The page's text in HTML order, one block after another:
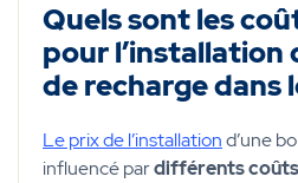
Quels sont les
pour l’installation
de recharge dans
Le prix de l’installationd’une
influencé pardifférents coûts